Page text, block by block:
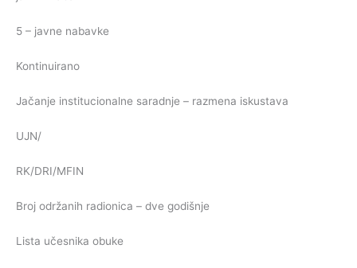
5 – javne nabavke
Kontinuirano
Jačanje institucionalne saradnje – razmena iskustava
UJN/
RK/DRI/MFIN
Broj održanih radionica – dve godišnje
Lista učesnika obuke